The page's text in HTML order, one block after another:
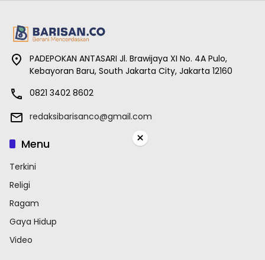
PADEPOKAN ANTASARI Jl. Brawijaya XI No. 4A Pulo,
Kebayoran Baru, South Jakarta City, Jakarta 12160
0821 3402 8602
redaksibarisanco@gmail.com
Menu
Terkini
Religi
Ragam
Gaya Hidup
Video
×